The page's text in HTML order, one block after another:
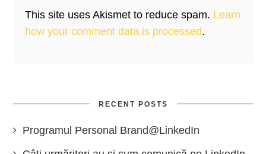
This site uses Akismet to reduce spam. Learn
how your comment data is processed.
RECENT POSTS
Programul Personal Brand@LinkedIn